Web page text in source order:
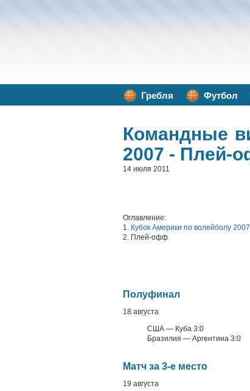
Гребля Футбол
Командные
2007 - Плей-
14 июля 2011
Оглавление:
1. Кубок Америки по волейболу 2007
2. Плей-офф
Полуфинал
18 августа
США — Куба 3:0
Бразилия — Аргентина 3:0
Матч за 3-е место
19 августа